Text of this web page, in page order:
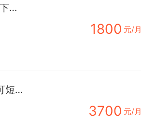
6号线地铁富力运河十号套间卧室电梯房可月付可短住下楼就是地铁
1800 元/月
海淀南路主卧独卫两家合租 北大 人大 苏州街地铁站 可短组
3700 元/月